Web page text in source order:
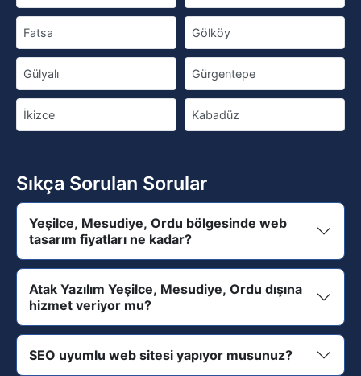
Fatsa Gölköy
Gülyalı Gürgentepe
İkizce Kabadüz
Sıkça Sorulan Sorular
Yeşilce, Mesudiye, Ordu bölgesinde web
tasarım fiyatları ne kadar?
Atak Yazılım Yeşilce, Mesudiye, Ordu dışına
hizmet veriyor mu?
SEO uyumlu web sitesi yapıyor musunuz?